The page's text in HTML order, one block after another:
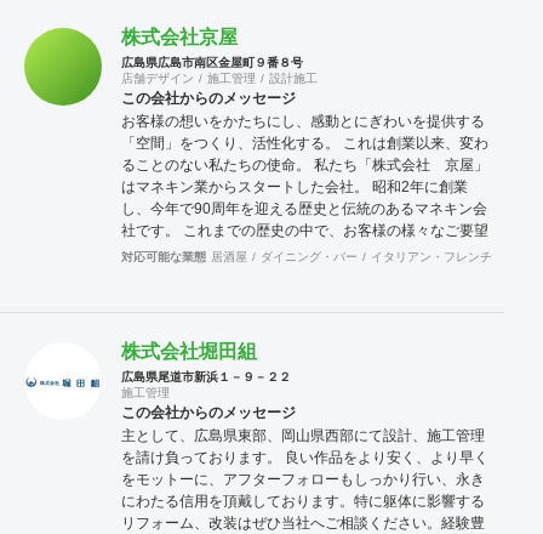
株式会社京屋
広島県広島市南区金屋町９番８号
店舗デザイン
施工管理 設計施工
この会社からのメッセージ
お客様の想いをかたちにし、感動とにぎわいを提供する
「空間」をつくり、活性化する。 これは創業以来、変わ
ることのない私たちの使命。 私たち「株式会社 京屋」
はマネキン業からスタートした会社。 昭和2年に創業
し、今年で90周年を迎える歴史と伝統のあるマネキン会
社です。 これまでの歴史の中で、お客様の様々なご要望
にお応えするようになり、現在では、マネキン・什器レ
総合的に幅広く事業を展開しています。 人々が、感動し
心からくつろげる空間。様々な人が集まることで、新た
な出会いとにぎわいが生まれる空間など、私たちは、総
合力で大型商業施設をはじめ各種イベントまで、様々な
「空間」づくりを追及してまいります。 すなわち総合力
による「空間創造事業」と「空間活性化事業」が私たち
京屋の仕事です。
対応可能な業態 居酒屋 ダイニング・バー イタリアン・フレンチ
株式会社堀田組
広島県尾道市新浜１－９－２２
施工管理
この会社からのメッセージ
主として、広島県東部、岡山県西部にて設計、施工管理
を請け負っております。 良い作品をより安く、より早く
をモットーに、アフターフォローもしっかり行い、永き
にわたる信用を頂戴しております。特に躯体に影響する
リフォーム、改装はぜひ当社へご相談ください。経験豊